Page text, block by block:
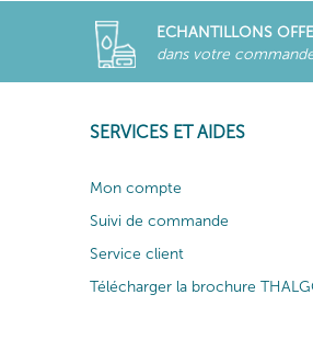
ECHANTILLONS
dans votre
SERVICES ET AIDES
Mon compte
Suivi de commande
Service client
Télécharger la brochure